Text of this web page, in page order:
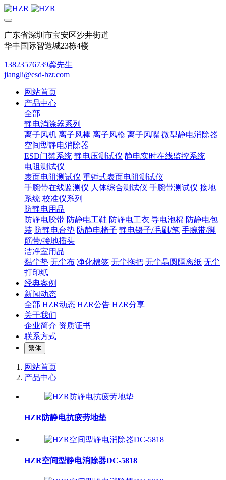
广东省深圳市宝安区沙井街道
华丰国际智造城23栋4楼
13823576739龚先生
jiangli@esd-hzr.com
网站首页
产品中心
全部
静电消除器系列
离子风机 离子风棒 离子风枪 离子风嘴 微型静电消除器
空间型静电消除器
ESD门禁系统 静电压测试仪 静电实时在线监控系统
电阻测试仪
表面电阻测试仪 重锤式表面电阻测试仪
手腕带在线监测仪 人体综合测试仪 手腕带测试仪 接地
系统 校准仪系列
防静电用品
防静电胶带 防静电工鞋 防静电工衣 导电泡棉 防静电包
装 防静电台垫 防静电椅子 静电镊子/毛刷/笔 手腕带/脚
筋带/接地插头
洁净室用品
黏尘垫 无尘布 净化棉签 无尘拖把 无尘晶圆隔离纸 无尘
打印纸
经典案例
新闻动态
全部 HZR动态 HZR公告 HZR分享
关于我们
企业简介 资质证书
联系方式
繁体
网站首页
产品中心
HZR防静电抗疲劳地垫
HZR空间型静电消除器DC-5818